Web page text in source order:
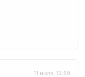
11 июля, 12:59